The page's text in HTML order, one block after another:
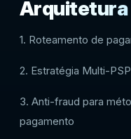
Arquitetura
1. Roteamento de
2. Estratégia Multi-PSP
3. Anti-fraud para
pagamento